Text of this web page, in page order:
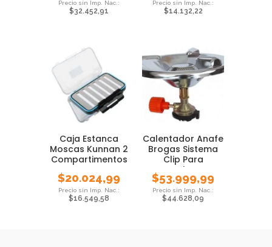
$32.452,91 $14.132,22
Caja Estanca
Moscas Kunnan 2
Compartimentos
$20.024,99
$16.549,58
Calentador Anafe
Brogas Sistema
Clip Para
Cartucho Gas
$53.999,99
$44.628,09